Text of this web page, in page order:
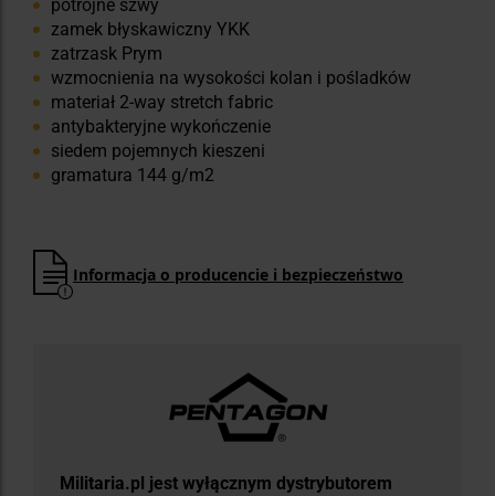
potrójne szwy
zamek błyskawiczny YKK
zatrzask Prym
wzmocnienia na wysokości kolan i pośladków
materiał 2-way stretch fabric
antybakteryjne wykończenie
siedem pojemnych kieszeni
gramatura 144 g/m2
Informacja o producencie i bezpieczeństwo
Militaria.pl jest wyłącznym dystrybutorem